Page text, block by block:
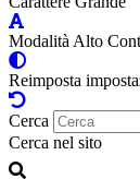
Modalità Alto
Reimposta
Cerca
Cerca nel sito